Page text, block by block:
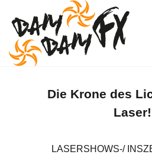
Die Krone des
Laser!
LASERSHOWS-/